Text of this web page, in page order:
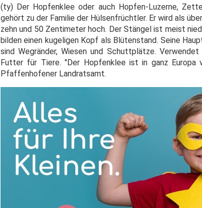
(ty) Der Hopfenklee oder auch Hopfen-Luzerne,
gehört zu der Familie der Hülsenfrüchtler. Er wird als
zehn und 50 Zentimeter hoch. Der Stängel ist meist
bilden einen kugeligen Kopf als Blütenstand. Seine
sind Wegränder, Wiesen und Schuttplätze.
Futter für Tiere. "Der Hopfenklee ist in ganz
Pfaffenhofener Landratsamt.